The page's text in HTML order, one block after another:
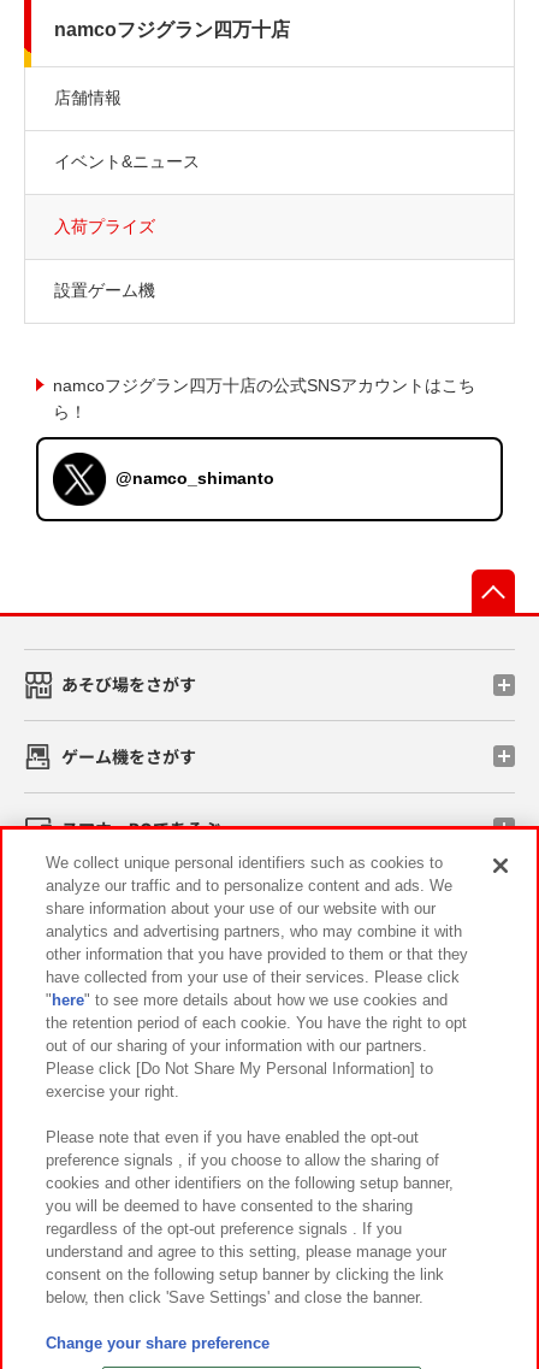
namcoフジグラン四万十店
店舗情報
イベント&ニュース
入荷プライズ
設置ゲーム機
namcoフジグラン四万十店の公式SNSアカウントはこち
ら！
@namco_shimanto
あそび場をさがす
ゲーム機をさがす
スマホ・PCであそぶ
イベント・キャンペーン
関連会社 サステナビリティ サイトポリシー
プライバシーポリシー ウェブアクセシビリティ方針と検証結果
お取引先さまとともに
カスタマーハラスメント対応方針 よくあるご質問・お問い合わせ
©Bandai Namco Amusement Inc.
©Bandai Namco Amusement Lab Inc.
We collect unique personal identifiers such as cookies to
analyze our traffic and to personalize content and ads. We
share information about your use of our website with our
analytics and advertising partners, who may combine it with
other information that you have provided to them or that they
have collected from your use of their services. Please click
" here" to see more details about how we use cookies and
the retention period of each cookie. You have the right to opt
out of our sharing of your information with our partners.
Please click [Do Not Share My Personal Information] to
exercise your right.
Please note that even if you have enabled the opt-out
preference signals , if you choose to allow the sharing of
cookies and other identifiers on the following setup banner,
you will be deemed to have consented to the sharing
regardless of the opt-out preference signals . If you
understand and agree to this setting, please manage your
consent on the following setup banner by clicking the link
below, then click 'Save Settings' and close the banner.
Change your share preference